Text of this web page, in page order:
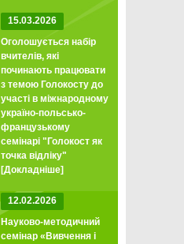
15.03.2026
Оголошується набір
вчителів, які
починають працювати
з темою Голокосту до
участі в міжнародному
україно-польсько-
французькому
семінарі "Голокост як
точка відліку"
[Докладніше]
12.02.2026
Науково-методичний
семінар «Вивчення і